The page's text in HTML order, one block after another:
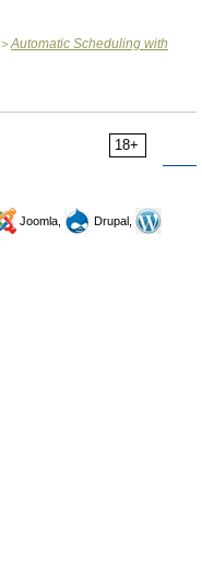
> Automatic Scheduling with
18+
Joomla,
Drupal,